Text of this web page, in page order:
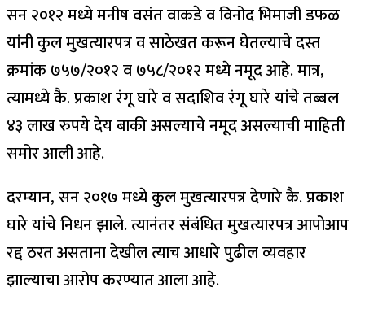
सन २०१२ मध्ये मनीष वसंत वाकडे व विनोद भिमाजी डफळ
यांनी कुल मुखत्यारपत्र व साठेखत करून घेतल्याचे दस्त
क्रमांक ७५७/२०१२ व ७५८/२०१२ मध्ये नमूद आहे. मात्र,
त्यामध्ये कै. प्रकाश रंगू घारे व सदाशिव रंगू घारे यांचे तब्बल
४३ लाख रुपये देय बाकी असल्याचे नमूद असल्याची माहिती
समोर आली आहे.
दरम्यान, सन २०१७ मध्ये कुल मुखत्यारपत्र देणारे कै. प्रकाश
घारे यांचे निधन झाले. त्यानंतर संबंधित मुखत्यारपत्र आपोआप
रद्द ठरत असताना देखील त्याच आधारे पुढील व्यवहार
झाल्याचा आरोप करण्यात आला आहे.